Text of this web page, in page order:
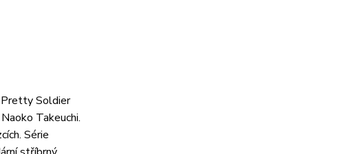
Pretty Soldier
Takeuchi.
Série